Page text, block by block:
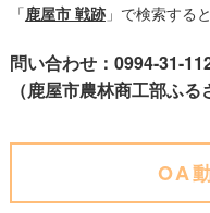
「鹿屋市 戦跡」で検索する
問い合わせ：0994-31-
（鹿屋市農林商工部ふる
OA